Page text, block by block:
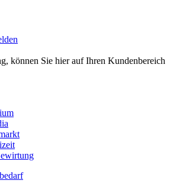
können Sie hier auf Ihren Kundenbereich